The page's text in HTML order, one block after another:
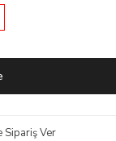
Sipariş Ver